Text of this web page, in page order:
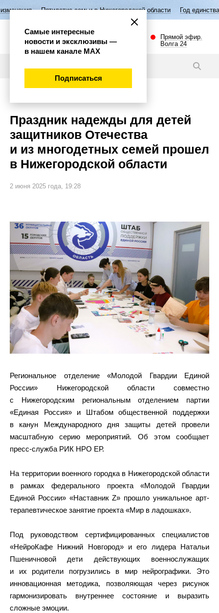
семьи в Нижегородской области Год единства народов России
Прямой эфир.
Волга 24
Праздник надежды для детей
защитников Отечества
и из многодетных семей прошел
в Нижегородской области
2 июня 2025 года, 19:28
Региональное отделение «Молодой Гвардии Единой
России» Нижегородской области совместно
с Нижегородским региональным отделением партии
«Единая Россия» и Штабом общественной поддержки
в канун Международного дня защиты детей провели
масштабную серию мероприятий. Об этом сообщает
пресс-служба РИК НРО ЕР.
На территории военного городка в Нижегородской области
в рамках федерального проекта «Молодой Гвардии
Единой России» «Наставник Z» прошло уникальное арт-
терапевтическое занятие проекта «Мир в ладошках».
Под руководством сертифицированных специалистов
«НейроКафе Нижний Новгород» и его лидера Натальи
Пшеничновой дети действующих военнослужащих
и их родители погрузились в мир нейрографики. Это
инновационная методика, позволяющая через рисунок
гармонизировать внутреннее состояние и выразить
сложные эмоции.
Самые интересные
новости и эксклюзивы —
в нашем канале МАХ
Подписаться